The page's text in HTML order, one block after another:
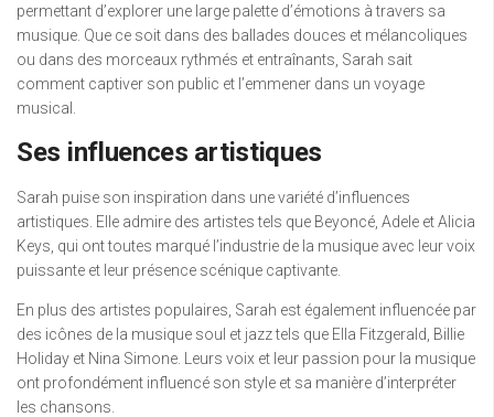
permettant d’explorer une large palette d’émotions à travers sa
musique. Que ce soit dans des ballades douces et mélancoliques
ou dans des morceaux rythmés et entraînants, Sarah sait
comment captiver son public et l’emmener dans un voyage
musical.
Ses influences artistiques
Sarah puise son inspiration dans une variété d’influences
artistiques. Elle admire des artistes tels que Beyoncé, Adele et Alicia
Keys, qui ont toutes marqué l’industrie de la musique avec leur voix
puissante et leur présence scénique captivante.
En plus des artistes populaires, Sarah est également influencée par
des icônes de la musique soul et jazz tels que Ella Fitzgerald, Billie
Holiday et Nina Simone. Leurs voix et leur passion pour la musique
ont profondément influencé son style et sa manière d’interpréter
les chansons.